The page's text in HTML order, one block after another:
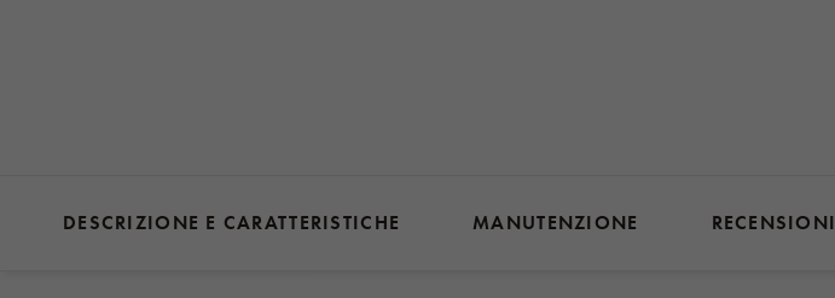
DESCRIZIONE E CARATTERISTICHE MANUTENZIONE RECENSIONI